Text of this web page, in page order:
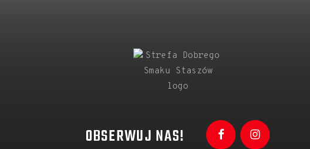
OBSERWUJ NAS!